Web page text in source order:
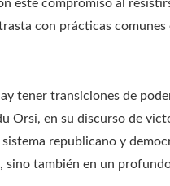
este compromiso al
con prácticas comunes
tener transiciones de
Orsi, en su discurso de
republicano y
sino también en un